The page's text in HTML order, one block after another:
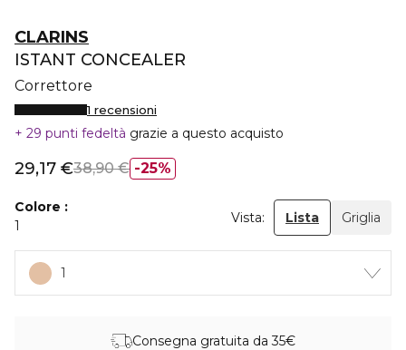
CLARINS
ISTANT CONCEALER
Correttore
1 recensioni
29 punti fedeltà grazie a questo acquisto
25%
29,17 €38,90 €
Colore
1
Vista: Lista Griglia
1
Consegna gratuita da 35€